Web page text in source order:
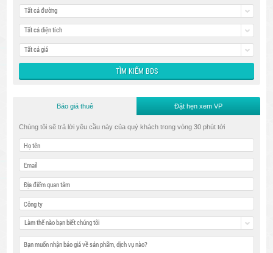
Tất cả đường
Tất cả diện tích
Tất cả giá
Báo giá thuê Đặt hẹn xem VP
Chúng tôi sẽ trả lời yêu cầu này của quý khách trong vòng 30 phút tới
Làm thế nào bạn biết chúng tôi